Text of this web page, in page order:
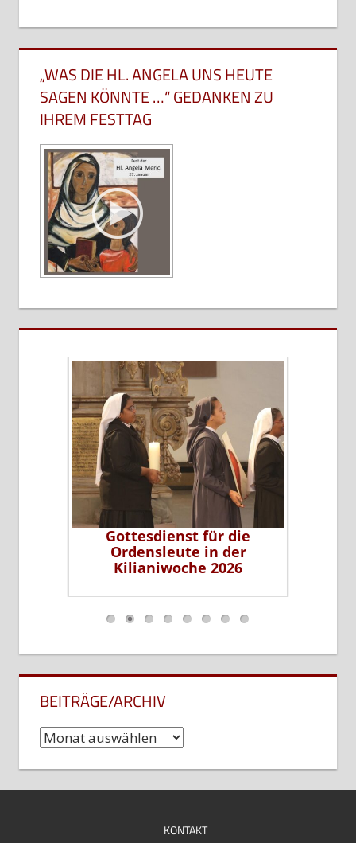
„WAS DIE HL. ANGELA UNS HEUTE
SAGEN KÖNNTE …“ GEDANKEN ZU
IHREM FESTTAG
Gottesdienst für die
Ordensleute in der
Kilianiwoche 2026
BEITRÄGE/ARCHIV
Beiträge/Archiv
KONTAKT